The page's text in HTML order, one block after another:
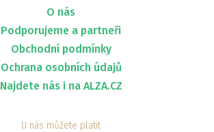
O nás
Podporujeme a partneři
Obchodní podmínky
Ochrana osobních údajů
Najdete nás i na ALZA.CZ
U nás můžete platit